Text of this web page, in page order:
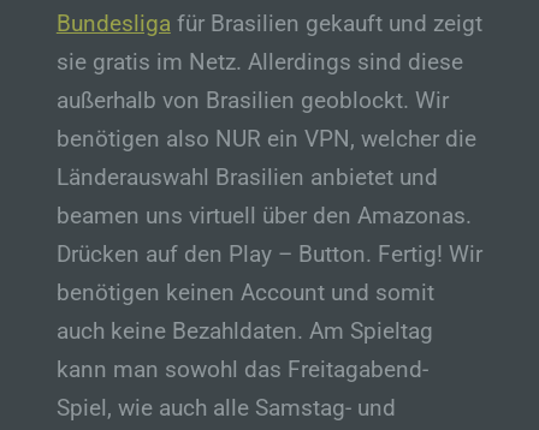
Bundesliga für Brasilien gekauft und zeigt
sie gratis im Netz. Allerdings sind diese
außerhalb von Brasilien geoblockt. Wir
benötigen also NUR ein VPN, welcher die
Länderauswahl Brasilien anbietet und
beamen uns virtuell über den Amazonas.
Drücken auf den Play – Button. Fertig! Wir
benötigen keinen Account und somit
auch keine Bezahldaten. Am Spieltag
kann man sowohl das Freitagabend-
Spiel, wie auch alle Samstag- und